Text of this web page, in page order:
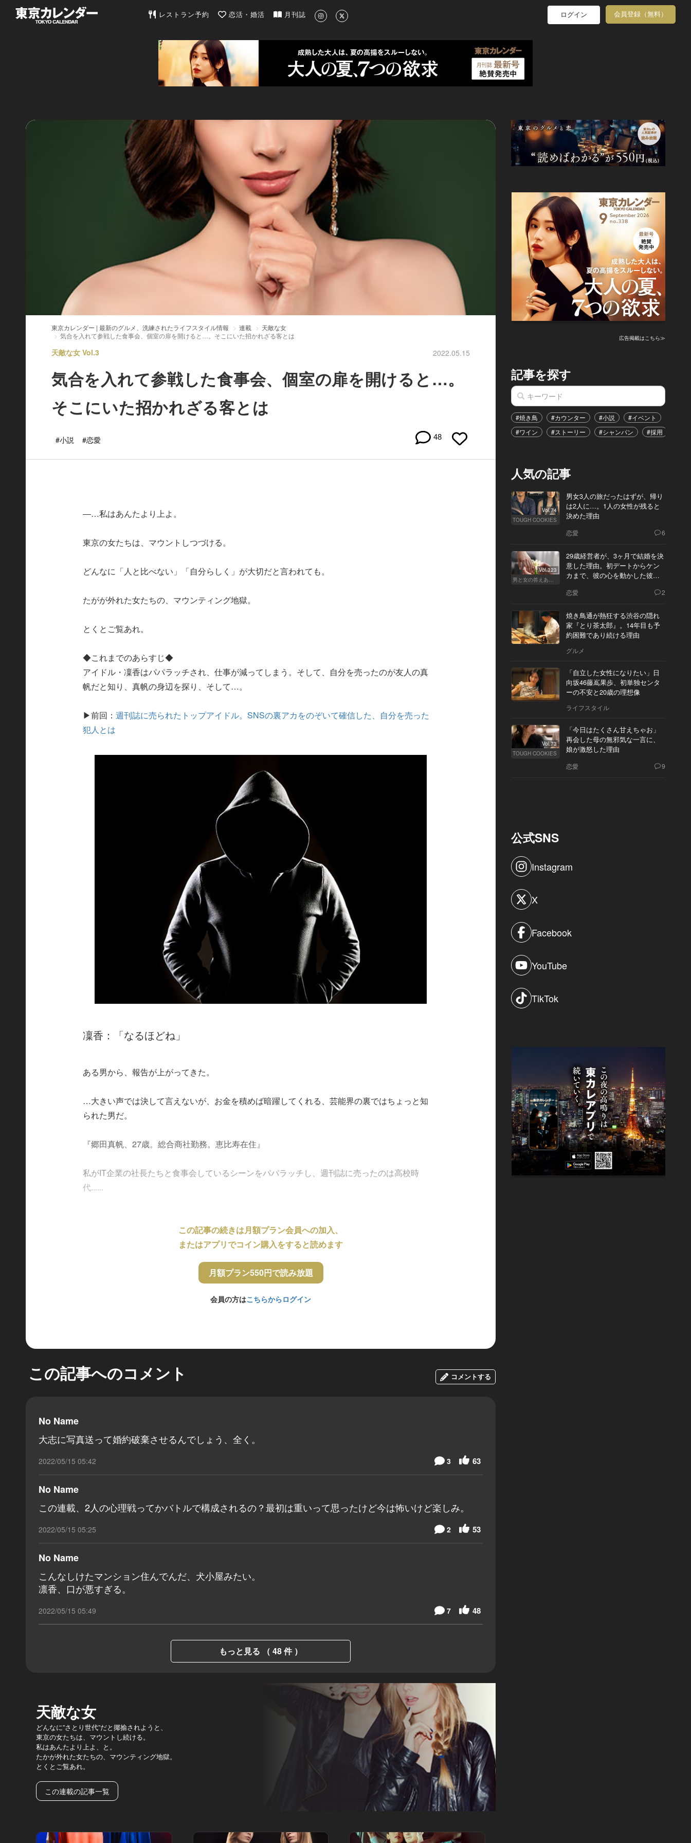
東京カレンダー | 最新のグルメ、洗練されたライフスタイル情報
レストラン予約 恋活・婚活 月刊誌 ログイン 会員登録（無料）
東京カレンダー | 最新のグルメ、洗練されたライフスタイル情報 連載
天敵な女
気合を入れて参戦した食事会、個室の扉を開けると…。そこにいた招かれざる客とは
天敵な女 Vol.3 2022.05.15
気合を入れて参戦した食事会、個室の扉を開けると…。
そこにいた招かれざる客とは
#小説 #恋愛 48
―…私はあんたより上よ。
東京の女たちは、マウントしつづける。
どんなに「人と比べない」「自分らしく」が大切だと言われても。
たがが外れた女たちの、マウンティング地獄。
とくとご覧あれ。
◆これまでのあらすじ◆
アイドル・凜香はパパラッチされ、仕事が減ってしまう。そして、自分を売ったのが友人の真
帆だと知り、真帆の身辺を探り、そして…。
▶前回：週刊誌に売られたトップアイドル。SNSの裏アカをのぞいて確信した、自分を売った
犯人とは
凜香：「なるほどね」
ある男から、報告が上がってきた。
…大きい声では決して言えないが、お金を積めば暗躍してくれる、芸能界の裏ではちょっと知
られた男だ。
『郷田真帆、27歳。総合商社勤務。恵比寿在住』
私がIT企業の社長たちと食事会しているシーンをパパラッチし、週刊誌に売ったのは高校時
代......
この記事の続きは月額プラン会員への加入、
またはアプリでコイン購入をすると読めます
月額プラン550円で読み放題
会員の方はこちらからログイン
この記事へのコメント コメントする
No Name
大志に写真送って婚約破棄させるんでしょう、全く。
2022/05/15 05:42 63
3
No Name
この連載、2人の心理戦ってかバトルで構成されるの？最初は重いって思ったけど今は怖いけど楽しみ。
2022/05/15 05:25 53
2
No Name
こんなしけたマンション住んでんだ、犬小屋みたい。
凛香、口が悪すぎる。
2022/05/15 05:49 48
7
もっと見る （ 48 件 ）
天敵な女
どんなに”さとり世代”だと揶揄されようと、
東京の女たちは、マウントし続ける。
私はあんたより上よ、と。
たかが外れた女たちの、マウンティング地獄。
とくとご覧あれ。
この連載の記事一覧
広告掲載はこちら≫
記事を探す
#焼き鳥 #カウンター #小説 #イベント
#ワイン
#ストーリー #シャンパン #採用
人気の記事
Vol.74
TOUGH COOKIES
男女3人の旅だったはずが、帰り
は2人に…。1人の女性が残ると
決めた理由
恋愛 6
Vol.323
男と女の答えあわせ【Q】
29歳経営者が、3ヶ月で結婚を決
意した理由。初デートからケン
カまで、彼の心を動かした彼女
恋愛 2
焼き鳥通が熱狂する渋谷の隠れ
家『とり茶太郎』。14年目も予
約困難であり続ける理由
グルメ
「自立した女性になりたい」日
向坂46藤嶌果歩、初単独センタ
ーの不安と20歳の理想像
ライフスタイル
Vol.73
TOUGH COOKIES
「今日はたくさん甘えちゃお」
再会した母の無邪気な一言に、
娘が激怒した理由
恋愛 9
公式SNS
Instagram
X
Facebook
YouTube
TikTok